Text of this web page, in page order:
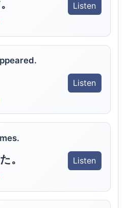
Listen
Listen
。 Listen